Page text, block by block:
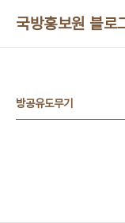
국방홍보원 블로
방공유도무기